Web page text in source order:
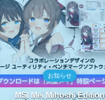
お知らせ
MSI Mei Mihoshi Edition